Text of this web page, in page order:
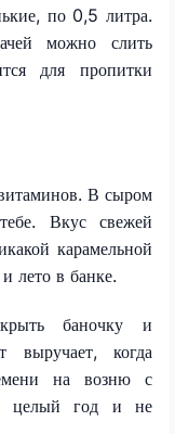
по 0,5 литра.
можно слить
для пропитки
В сыром
Вкус свежей
карамельной
лето в банке.
баночку и
выручает, когда
на возню с
целый год и не